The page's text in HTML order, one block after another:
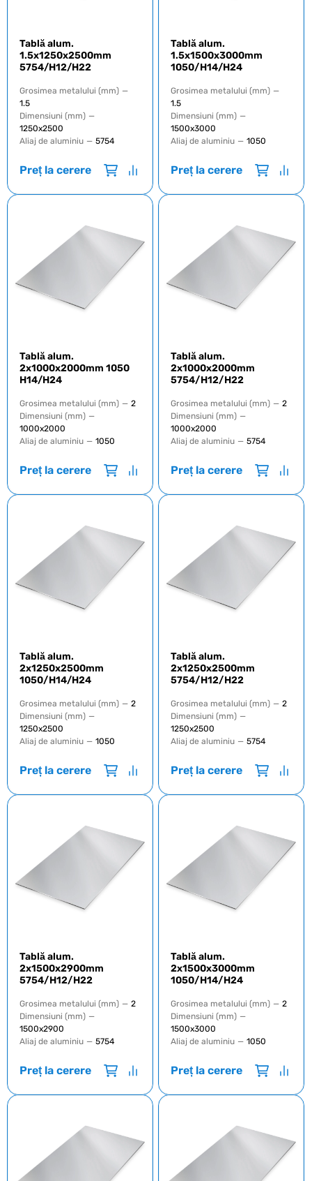
Tablă alum.
1.5x1250x2500mm
5754/Н12/H22
Grosimea metalului (mm) —
1.5
Dimensiuni (mm) —
1250х2500
Aliaj de aluminiu — 5754
Preț la cerere
Tablă alum.
1.5x1500x3000mm
1050/H14/Н24
Grosimea metalului (mm) —
1.5
Dimensiuni (mm) —
1500х3000
Aliaj de aluminiu — 1050
Preț la cerere
Tablă alum.
2x1000x2000mm 1050
H14/Н24
Grosimea metalului (mm) — 2
Dimensiuni (mm) —
1000х2000
Aliaj de aluminiu — 1050
Preț la cerere
Tablă alum.
2x1000x2000mm
5754/H12/H22
Grosimea metalului (mm) — 2
Dimensiuni (mm) —
1000х2000
Aliaj de aluminiu — 5754
Preț la cerere
Tablă alum.
2x1250x2500mm
1050/H14/Н24
Grosimea metalului (mm) — 2
Dimensiuni (mm) —
1250х2500
Aliaj de aluminiu — 1050
Preț la cerere
Tablă alum.
2x1250x2500mm
5754/H12/H22
Grosimea metalului (mm) — 2
Dimensiuni (mm) —
1250х2500
Aliaj de aluminiu — 5754
Preț la cerere
Tablă alum.
2x1500x2900mm
5754/H12/H22
Grosimea metalului (mm) — 2
Dimensiuni (mm) —
1500х2900
Aliaj de aluminiu — 5754
Preț la cerere
Tablă alum.
2x1500x3000mm
1050/H14/H24
Grosimea metalului (mm) — 2
Dimensiuni (mm) —
1500х3000
Aliaj de aluminiu — 1050
Preț la cerere